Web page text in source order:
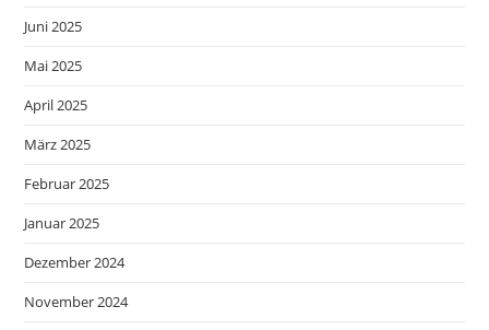
Juni 2025
Mai 2025
April 2025
März 2025
Februar 2025
Januar 2025
Dezember 2024
November 2024